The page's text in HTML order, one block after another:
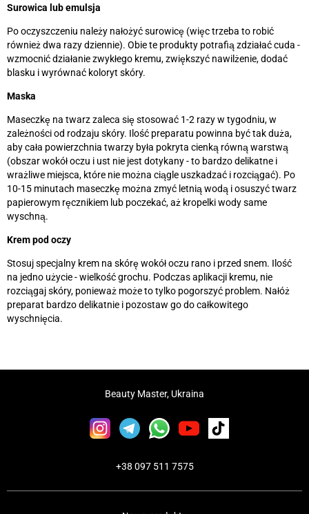
Surowica lub emulsja
Po oczyszczeniu należy nałożyć surowicę (więc trzeba to robić
również dwa razy dziennie). Obie te produkty potrafią zdziałać cuda -
wzmocnić działanie zwykłego kremu, zwiększyć nawilżenie, dodać
blasku i wyrównać koloryt skóry.
Maska
Maseczkę na twarz zaleca się stosować 1-2 razy w tygodniu, w
zależności od rodzaju skóry. Ilość preparatu powinna być tak duża,
aby cała powierzchnia twarzy była pokryta cienką równą warstwą
(obszar wokół oczu i ust nie jest dotykany - to bardzo delikatne i
wrażliwe miejsca, które nie można ciągle uszkadzać i rozciągać). Po
10-15 minutach maseczkę można zmyć letnią wodą i osuszyć twarz
papierowym ręcznikiem lub poczekać, aż kropelki wody same
wyschną.
Krem pod oczy
Stosuj specjalny krem na skórę wokół oczu rano i przed snem. Ilość
na jedno użycie - wielkość grochu. Podczas aplikacji kremu, nie
rozciągaj skóry, ponieważ może to tylko pogorszyć problem. Nałóż
preparat bardzo delikatnie i pozostaw go do całkowitego
wyschnięcia.
Beauty Master, Ukraina
+38 097 511 7575